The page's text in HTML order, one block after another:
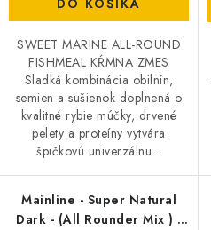
DO KOŠÍKA
SWEET MARINE ALL-ROUND
FISHMEAL KŔMNA ZMES
Sladká kombinácia obilnín,
semien a sušienok doplnená o
kvalitné rybie múčky, drvené
pelety a proteíny vytvára
špičkovú univerzálnu...
Mainline - Super Natural
Dark - (All Rounder Mix ) -